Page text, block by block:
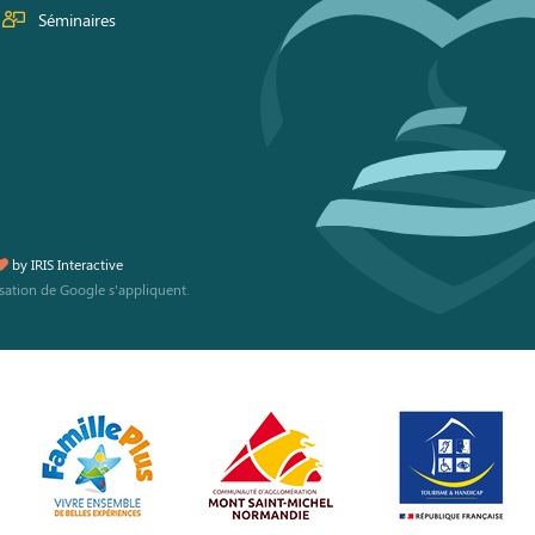
Personnalisez vos préférences pour
Séminaires
byIRIS Interactive
de Google s'appliquent.